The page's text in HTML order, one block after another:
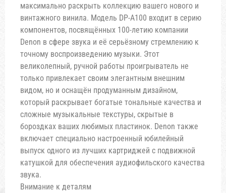
максимально раскрыть коллекцию вашего нового и
винтажного винила. Модель DP-A100 входит в серию
компонентов, посвящённых 100-летию компании
Denon в сфере звука и её серьёзному стремлению к
точному воспроизведению музыки. Этот
великолепный, ручной работы проигрыватель не
только привлекает своим элегантным внешним
видом, но и оснащён продуманным дизайном,
который раскрывает богатые тональные качества и
сложные музыкальные текстуры, скрытые в
бороздках ваших любимых пластинок. Denon также
включает специально настроенный юбилейный
выпуск одного из лучших картриджей с подвижной
катушкой для обеспечения аудиофильского качества
звука.
Внимание к деталям